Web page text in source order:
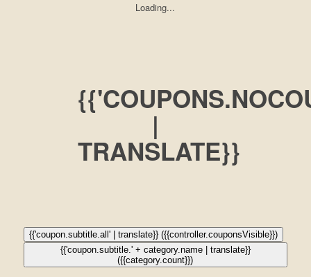
Loading...
|
TRANSLATE}}
{{'coupon.subtitle.all' | translate}} ({{controller.couponsVisible}})
{{'coupon.subtitle.' + category.name | translate}}
({{category.count}})